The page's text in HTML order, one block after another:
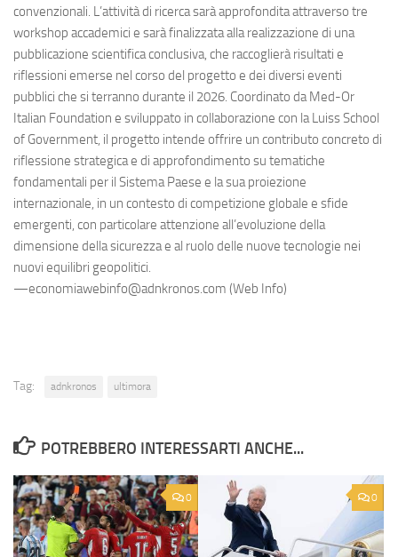
convenzionali. L’attività di ricerca sarà approfondita attraverso tre
workshop accademici e sarà finalizzata alla realizzazione di una
pubblicazione scientifica conclusiva, che raccoglierà risultati e
riflessioni emerse nel corso del progetto e dei diversi eventi
pubblici che si terranno durante il 2026. Coordinato da Med-Or
Italian Foundation e sviluppato in collaborazione con la Luiss School
of Government, il progetto intende offrire un contributo concreto di
riflessione strategica e di approfondimento su tematiche
fondamentali per il Sistema Paese e la sua proiezione
internazionale, in un contesto di competizione globale e sfide
emergenti, con particolare attenzione all’evoluzione della
dimensione della sicurezza e al ruolo delle nuove tecnologie nei
nuovi equilibri geopolitici.
—economiawebinfo@adnkronos.com (Web Info)
Tag: adnkronos ultimora
POTREBBERO INTERESSARTI ANCHE...
0 0